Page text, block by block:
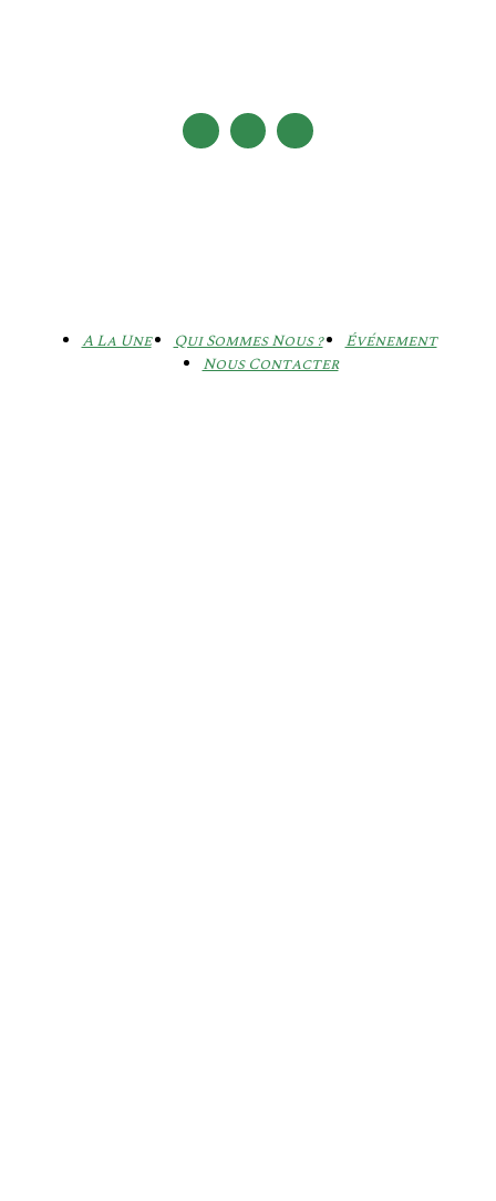
A La Une Qui Sommes Nous ?
Événement
Nous Contacter